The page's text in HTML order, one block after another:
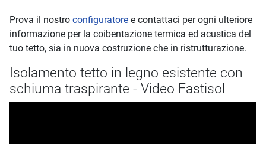
Prova il nostro configuratore e contattaci per ogni ulteriore
informazione per la coibentazione termica ed acustica del
tuo tetto, sia in nuova costruzione che in ristrutturazione.
Isolamento tetto in legno esistente con
schiuma traspirante - Video Fastisol